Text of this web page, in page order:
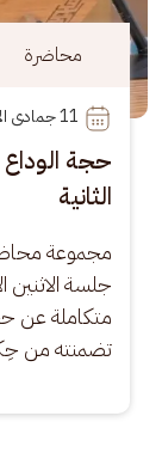
محاضرة
11
حجة
الثانية
مجموعة
جلسة الاثنين
متكاملة عن
تضمنته من